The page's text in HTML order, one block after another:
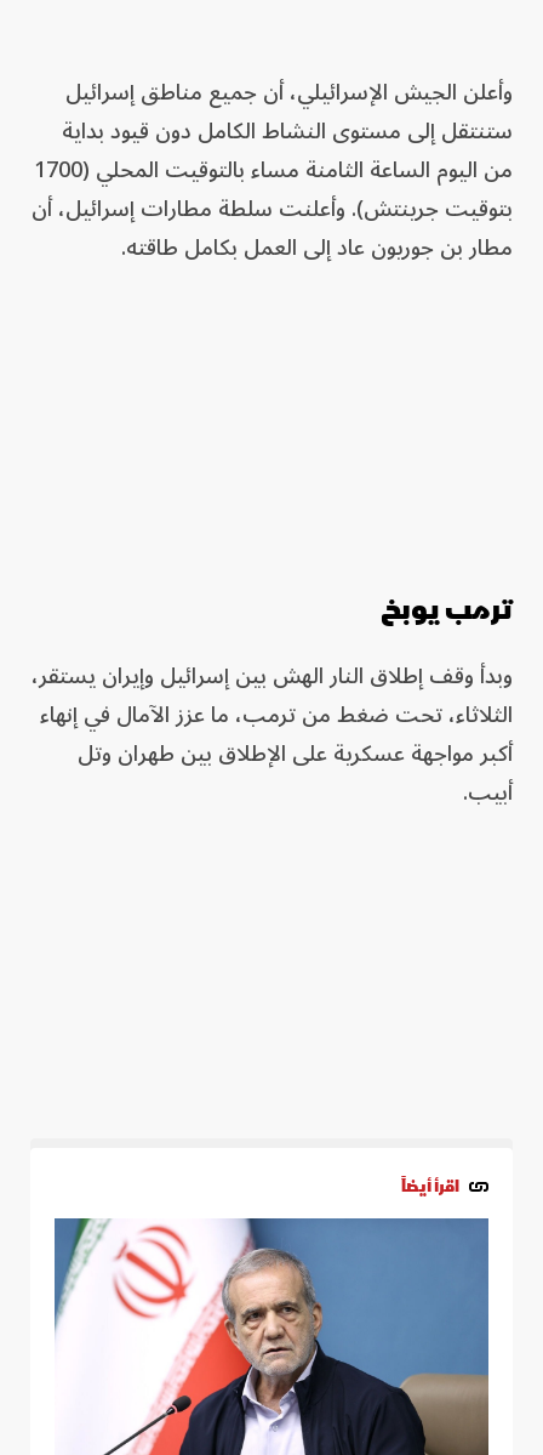
وأعلن الجيش الإسرائيلي، أن جميع مناطق إسرائيل
ستنتقل إلى مستوى النشاط الكامل دون قيود بداية
من اليوم الساعة الثامنة مساء بالتوقيت المحلي (1700
بتوقيت جرينتش). وأعلنت سلطة مطارات إسرائيل، أن
مطار بن جوريون عاد إلى العمل بكامل طاقته.
ترمب يوبخ
وبدأ وقف إطلاق النار الهش بين إسرائيل وإيران يستقر،
الثلاثاء، تحت ضغط من ترمب، ما عزز الآمال في إنهاء
أكبر مواجهة عسكرية على الإطلاق بين طهران وتل
أبيب.
اقرأ أيضاً